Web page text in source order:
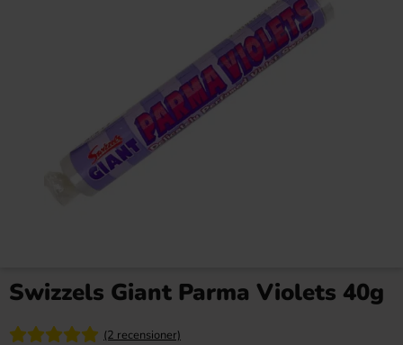
Swizzels Giant Parma Violets 40g
(2 recensioner)